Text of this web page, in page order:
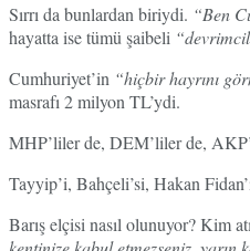
Sırrı da bunlardan biriydi. “Ben
hayatta ise tümü şaibeli
Cumhuriyet’in “hiçbir hayrını
masrafı 2 milyon TL’ydi.
MHP’liler de, DEM’liler de,
Tayyip’i, Bahçeli’si, Hakan
Barış elçisi nasıl olunuyor? Kim